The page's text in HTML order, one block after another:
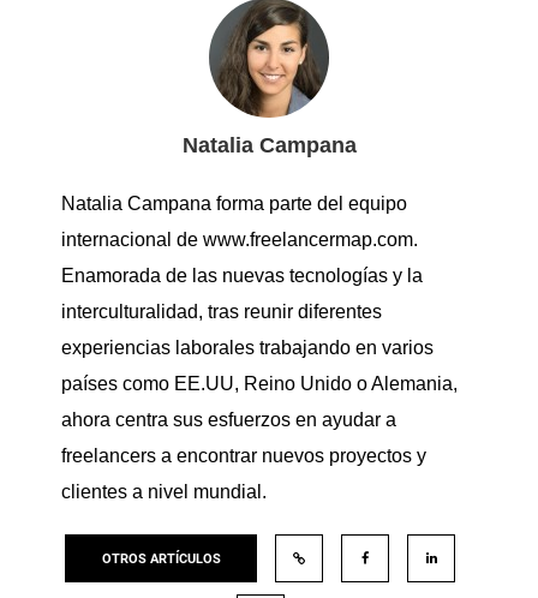
Natalia Campana
Natalia Campana forma parte del equipo
internacional de www.freelancermap.com.
Enamorada de las nuevas tecnologías y la
interculturalidad, tras reunir diferentes
experiencias laborales trabajando en varios
países como EE.UU, Reino Unido o Alemania,
ahora centra sus esfuerzos en ayudar a
freelancers a encontrar nuevos proyectos y
clientes a nivel mundial.
OTROS ARTÍCULOS